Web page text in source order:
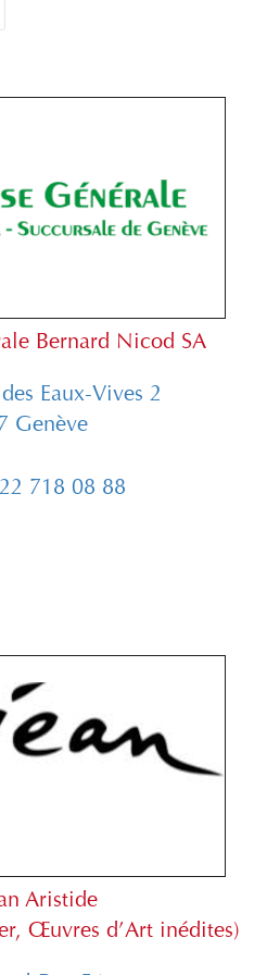
Bernard Nicod SA
Eaux-Vives 2
Genève
718 08 88
Aristide
Œuvres d’Art inédites)